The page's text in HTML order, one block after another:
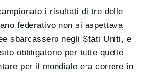
i risultati di tre delle
federativo non si aspettava
sbarcassero negli Stati Uniti, e
obbligatorio per tutte quelle
per il mondiale era correre in